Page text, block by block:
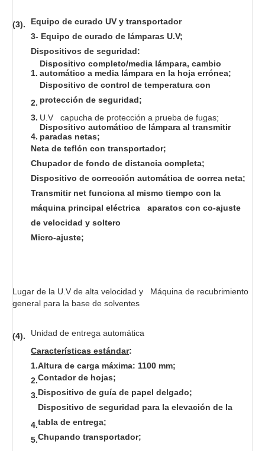
(3).
Equipo de curado UV y transportador
3- Equipo de curado de lámparas U.V;
Dispositivos de seguridad:
1.
Dispositivo completo/media lámpara, cambio
automático a media lámpara en la hoja errónea;
2.
Dispositivo de control de temperatura con
protección de seguridad;
3. U.V capucha de protección a prueba de fugas;
4.
Dispositivo automático de lámpara al transmitir
paradas netas;
Neta de teflón con transportador;
Chupador de fondo de distancia completa;
Dispositivo de corrección automática de correa neta;
Transmitir net funciona al mismo tiempo con la
máquina principal eléctrica aparatos con co-ajuste
de velocidad y soltero
Micro-ajuste;
Lugar de la U.V de alta velocidad y Máquina de recubrimiento
general para la base de solventes
(4).
Unidad de entrega automática
Características estándar:
1.Altura de carga máxima: 1100 mm;
2.Contador de hojas;
3.Dispositivo de guía de papel delgado;
4.
Dispositivo de seguridad para la elevación de la
tabla de entrega;
5.Chupando transportador;